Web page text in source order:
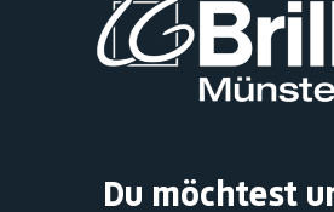
Du möchtest